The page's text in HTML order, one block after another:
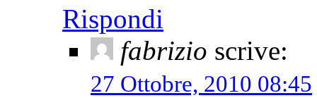
Rispondi
fabrizio scrive:
27 Ottobre, 2010 08:45